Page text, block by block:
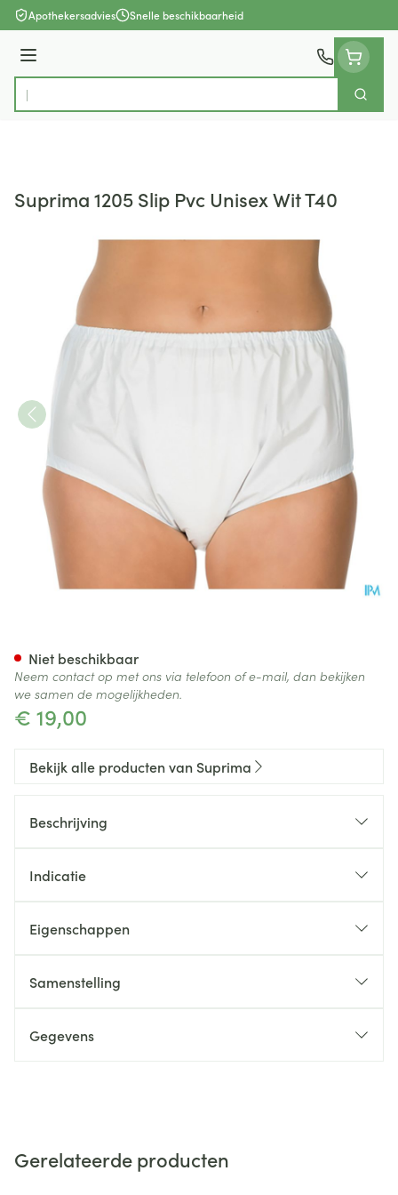
Ga naar de inhoud
Apothekersadvies Snelle beschikbaarheid
Menu
Product, merk, categorie...
Zoek
Suprima 1205 Slip Pvc Unisex Wit T40
€ 19,00
Niet beschikbaar
Neem contact op met ons via telefoon of e-mail, dan bekijken
we samen de mogelijkheden.
Bekijk alle producten van Suprima
Beschrijving
Indicatie
Eigenschappen
Samenstelling
Gegevens
Gerelateerde producten